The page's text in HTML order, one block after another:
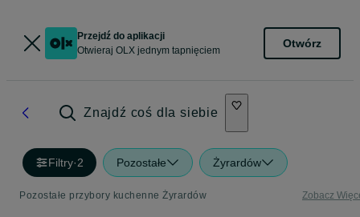
Przejdź do aplikacji
Otwieraj OLX jednym tapnięciem
Otwórz
Znajdź coś dla siebie
Filtry·2 Pozostałe Żyrardów
Pozostałe przybory kuchenne Żyrardów Zobacz